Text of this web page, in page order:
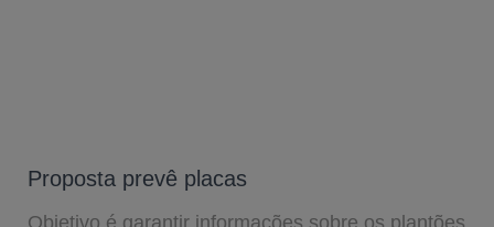
Proposta prevê placas
Objetivo é garantir informações sobre os plantões